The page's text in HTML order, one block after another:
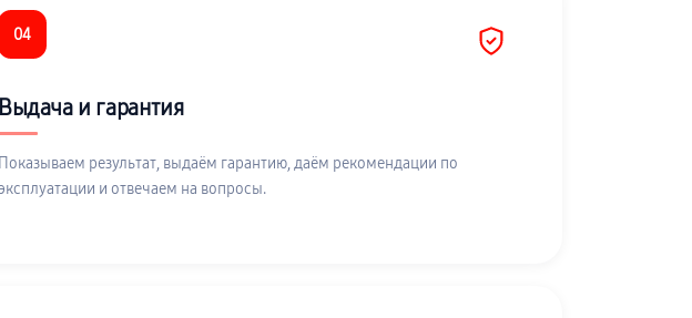
04
Выдача и гарантия
Показываем результат, выдаём гарантию, даём рекомендации по
и отвечаем на вопросы.